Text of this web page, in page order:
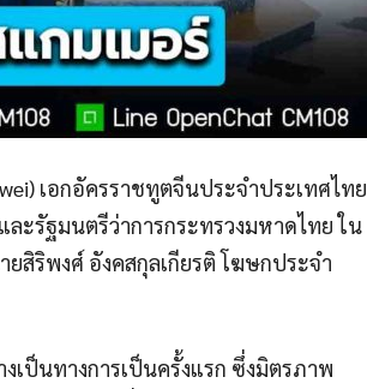
เอกอัครราชทูตจีนประจำประเทศไทย
ะรัฐมนตรีว่าการกระทรวงมหาดไทย ใน
สิริพงศ์ อังคสกุลเกียรติ โฆษกประจำ
ป็นทางการเป็นครั้งแรก ซึ่งมิตรภาพ